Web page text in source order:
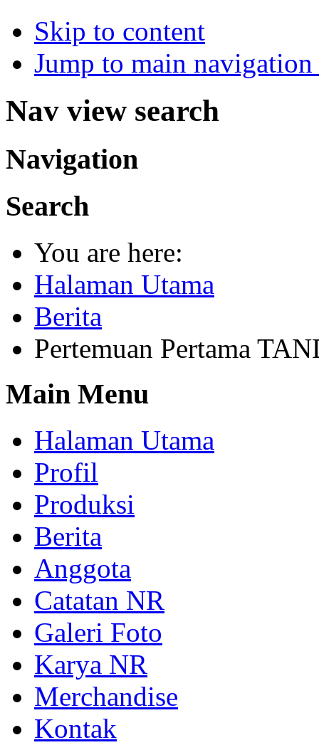
Skip to content
Jump to main
Nav view search
Navigation
Search
You are here:
Halaman Utama
Berita
Pertemuan Pertama
Main Menu
Halaman Utama
Profil
Produksi
Berita
Anggota
Catatan NR
Galeri Foto
Karya NR
Merchandise
Kontak